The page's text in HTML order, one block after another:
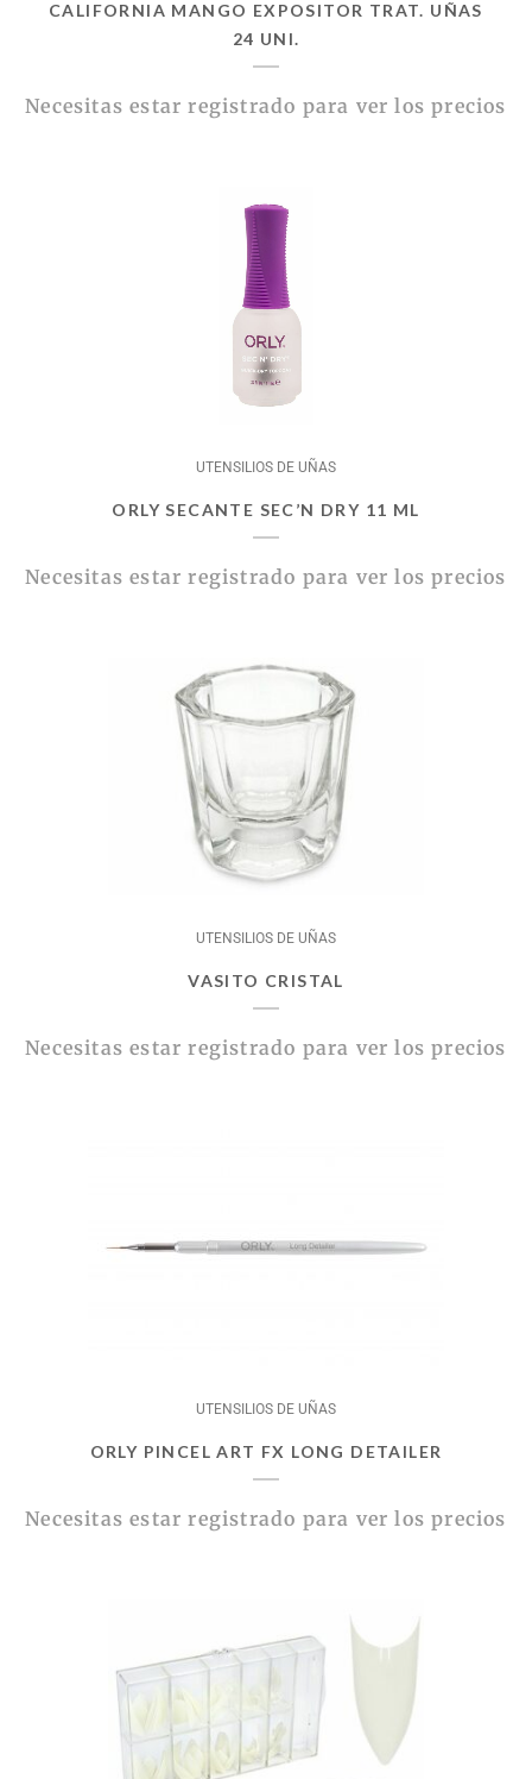
CALIFORNIA MANGO EXPOSITOR TRAT. UÑAS
24 UNI.
Necesitas estar registrado para ver los precios
UTENSILIOS DE UÑAS
ORLY SECANTE SEC’N DRY 11 ML
Necesitas estar registrado para ver los precios
UTENSILIOS DE UÑAS
VASITO CRISTAL
Necesitas estar registrado para ver los precios
UTENSILIOS DE UÑAS
ORLY PINCEL ART FX LONG DETAILER
Necesitas estar registrado para ver los precios